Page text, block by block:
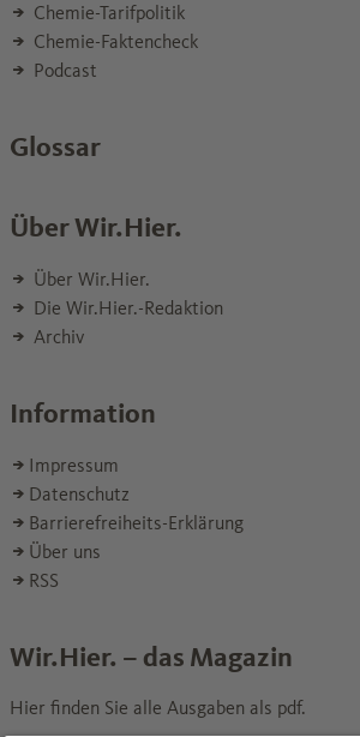
Chemie-Tarifpolitik
Chemie-Faktencheck
Podcast
Glossar
Über Wir.Hier.
Über Wir.Hier.
Die Wir.Hier.-Redaktion
Archiv
Information
Impressum
Datenschutz
Barrierefreiheits-Erklärung
Über uns
RSS
Wir.Hier. – das Magazin
Hier finden Sie alle Ausgaben als pdf.